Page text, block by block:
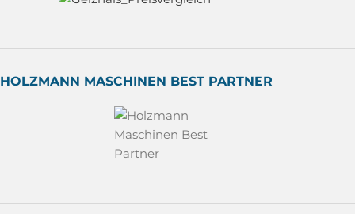
HOLZMANN MASCHINEN BEST PARTNER